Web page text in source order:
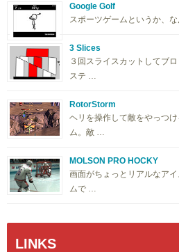
Google Golf
スポーツゲームというか、
3 Slices
３回スライスカットしてブ
ステ …
RotorStorm
ヘリを操作して敵をやっつ
ム。敵 …
MOLSON PRO HOCKY
画面がちょっとリアルなア
ムで …
LINKS